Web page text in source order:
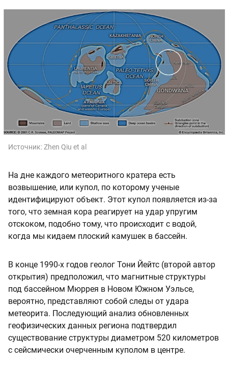
Источник:Zhen Qiu et al
На дне каждого метеоритного кратера есть
возвышение, или купол, по которому ученые
идентифицируют объект. Этот купол появляется из-за
того, что земная кора реагирует на удар упругим
отскоком, подобно тому, что происходит с водой,
когда мы кидаем плоский камушек в бассейн.
В конце 1990-х годов геолог Тони Йейтс (второй автор
открытия) предположил, что магнитные структуры
под бассейном Мюррея в Новом Южном Уэльсе,
вероятно, представляют собой следы от удара
метеорита. Последующий анализ обновленных
геофизических данных региона подтвердил
существование структуры диаметром 520 километров
с сейсмически очерченным куполом в центре.